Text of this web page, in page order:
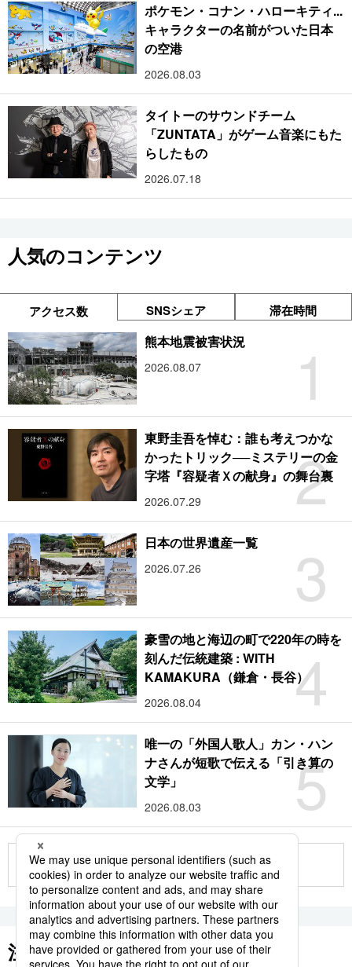
ポケモン・コナン・ハローキティ...
キャラクターの名前がついた日本
の空港
2026.08.03
タイトーのサウンドチーム
「ZUNTATA」がゲーム音楽にもた
らしたもの
2026.07.18
人気のコンテンツ
アクセス数 SNSシェア 滞在時間
1
熊本地震被害状況
2026.08.07
2
東野圭吾を悼む：誰も考えつかな
かったトリック──ミステリーの金
字塔『容疑者Ｘの献身』の舞台裏
2026.07.29
3
日本の世界遺産一覧
2026.07.26
4
豪雪の地と海辺の町で220年の時を
刻んだ伝統建築 : WITH
KAMAKURA（鎌倉・長谷）
2026.08.04
5
唯一の「外国人歌人」カン・ハン
ナさんが短歌で伝える「引き算の
文学」
2026.08.03
もっと見る
注目のキーワード